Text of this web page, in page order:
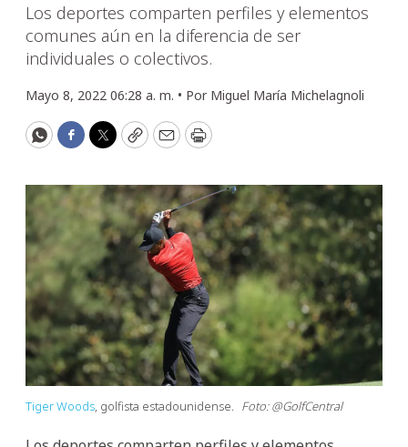
Los deportes comparten perfiles y elementos
comunes aún en la diferencia de ser
individuales o colectivos.
Mayo 8, 2022 06:28 a. m. • Por Miguel María Michelagnoli
WhatsApp
Facebook
Twitter
CopyEmailPrint
Tiger Woods, golfista estadounidense. Foto: @GolfCentral